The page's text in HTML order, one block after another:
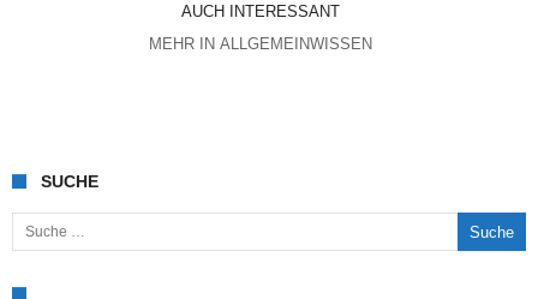
AUCH INTERESSANT
MEHR IN ALLGEMEINWISSEN
SUCHE
Suche nach: